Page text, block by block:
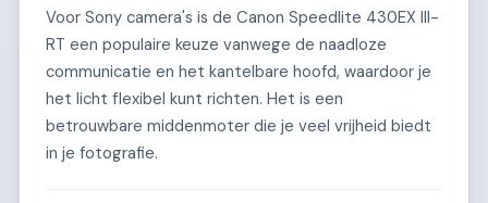
Voor Sony camera's is de Canon Speedlite 430EX III-
RT een populaire keuze vanwege de naadloze
communicatie en het kantelbare hoofd, waardoor je
het licht flexibel kunt richten. Het is een
betrouwbare middenmoter die je veel vrijheid biedt
in je fotografie.